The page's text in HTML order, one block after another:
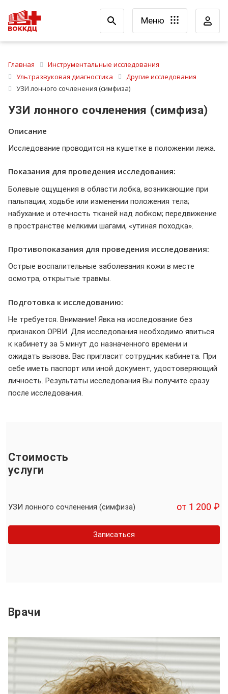
Меню
Главная
Инструментальные исследования
Ультразвуковая диагностика
Другие исследования
УЗИ лонного сочленения (симфиза)
УЗИ лонного сочленения (симфиза)
Описание
Исследование проводится на кушетке в положении лежа.
Показания для проведения исследования:
Болевые ощущения в области лобка, возникающие при
пальпации, ходьбе или изменении положения тела;
набухание и отечность тканей над лобком; передвижение
в пространстве мелкими шагами, «утиная походка».
Противопоказания для проведения исследования:
Острые воспалительные заболевания кожи в месте
осмотра, открытые травмы.
Подготовка к исследованию:
Не требуется. Внимание! Явка на исследование без
признаков ОРВИ. Для исследования необходимо явиться
к кабинету за 5 минут до назначенного времени и
ожидать вызова. Вас пригласит сотрудник кабинета. При
себе иметь паспорт или иной документ, удостоверяющий
личность. Результаты исследования Вы получите сразу
после исследования.
Стоимость
услуги
УЗИ лонного сочленения (симфиза) от 1 200 ₽
Записаться
Врачи